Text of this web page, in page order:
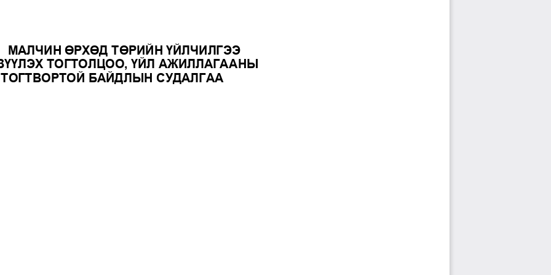
МАЛЧИН ӨРХӨД ТӨРИЙН ҮЙЛЧИЛГЭЭ
ҮҮЛЭХ ТОГТОЛЦОО , ҮЙЛ АЖИЛЛАГААНЫ
ТОГТВОРТОЙ БАЙДЛЫН СУДАЛГАА